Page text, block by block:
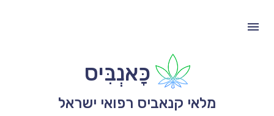
כָּאנְבִּיס
מלאי קנאביס רפואי ישראל